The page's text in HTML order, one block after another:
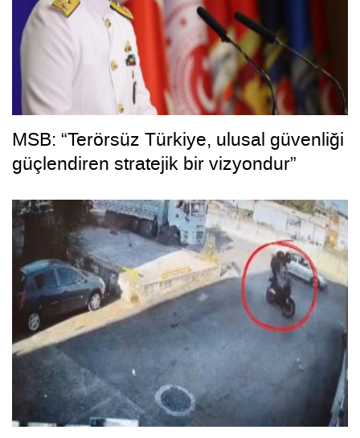
MSB: “Terörsüz Türkiye, ulusal güvenliği
güçlendiren stratejik bir vizyondur”